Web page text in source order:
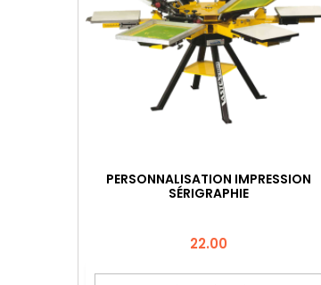
PERSONNALISATION IMPRESSION
SÉRIGRAPHIE
Price
22.00